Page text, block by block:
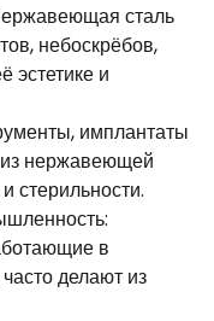
сталь
небоскрёбов,
эстетике и
имплантаты
из нержавеющей
стерильности.
в
делают из